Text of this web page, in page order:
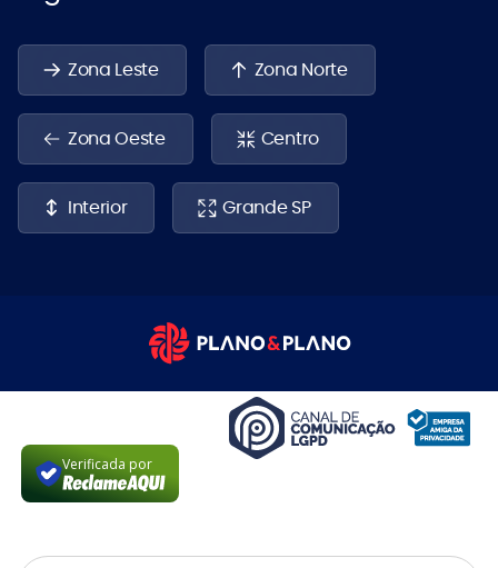
Zona Leste Zona Norte
Zona Oeste Centro
Interior Grande SP
Verificada por